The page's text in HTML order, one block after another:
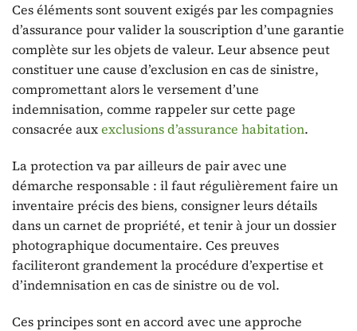
Ces éléments sont souvent exigés par les compagnies
d’assurance pour valider la souscription d’une garantie
complète sur les objets de valeur. Leur absence peut
constituer une cause d’exclusion en cas de sinistre,
compromettant alors le versement d’une
indemnisation, comme rappeler sur cette page
consacrée auxexclusions d’assurance habitation.
La protection va par ailleurs de pair avec une
démarche responsable : il faut régulièrement faire un
inventaire précis des biens, consigner leurs détails
dans un carnet de propriété, et tenir à jour un dossier
photographique documentaire. Ces preuves
faciliteront grandement la procédure d’expertise et
d’indemnisation en cas de sinistre ou de vol.
Ces principes sont en accord avec une approche